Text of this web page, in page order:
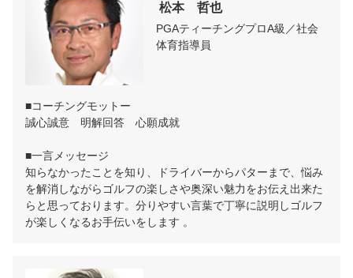
松本　哲也
PGAティーチングプロA級／社会
体育指導員
■コーチングモットー
誠心誠意　明解回答　心願成就
■一言メッセージ
知らなかったことを知り、ドライバーからパターまで、悩み
を解消しながらゴルフの楽しさや奥深い魅力をお伝え出来た
らと思っております。分りやすい言葉で丁寧に説明しゴルフ
が楽しくなるお手伝いをします 。